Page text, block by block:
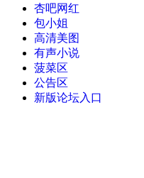
杏吧网红
包小姐
高清美图
有声小说
菠菜区
公告区
新版论坛入口